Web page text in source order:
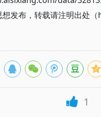
发布，转载请注明出处
1